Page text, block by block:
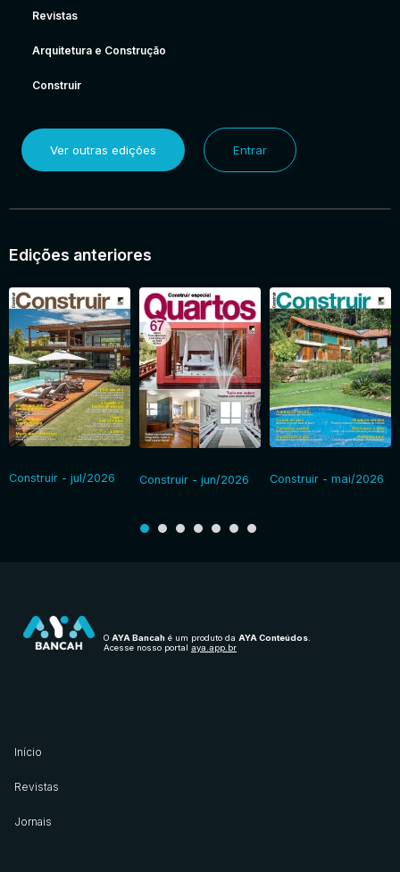
Revistas
Arquitetura e Construção
Construir
Ver outras edições Entrar
Edições anteriores
Construir - jul/2026 Construir - jun/2026 Construir - mai/2026
O AYA Bancah é um produto da AYA Conteúdos
Acesse nosso portal aya.app.br
Início
Revistas
Jornais